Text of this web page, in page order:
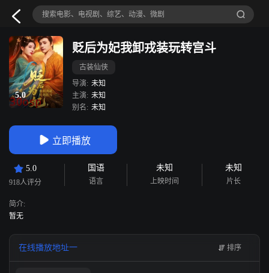
5.0
贬后为妃我卸戎装玩转宫斗
古装仙侠
导演: 未知
主演: 未知
别名: 未知
立即播放
5.0
918人评分
国语
语言
未知
上映时间
未知
片长
简介:
暂无
在线播放地址一 排序